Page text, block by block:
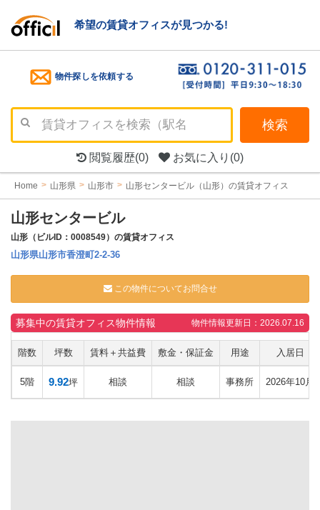
希望の賃貸オフィスが見つかる!
物件探しを依頼する
検索
閲覧履歴(0) お気に入り (0)
Home 山形県 山形市 山形センタービル（山形）の賃貸オフィス
山形センタービル
山形（ビルID：0008549）の賃貸オフィス
山形県山形市香澄町2-2-36
この物件についてお問合せ
募集中の賃貸オフィス物件情報 物件情報更新日：2026.07.16
階数 坪数 賃料＋共益費 敷金・保証金 用途 入居日
5階 9.92坪 相談 相談 事務所 2026年10月